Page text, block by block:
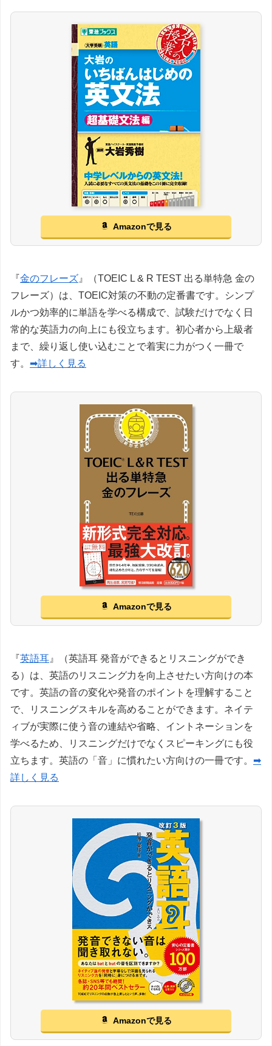
Amazonで見る
『金のフレーズ 』（TOEIC L & R TEST 出る単特急 金の
フレーズ）は、TOEIC対策の不動の定番書です。シンプ
ルかつ効率的に単語を学べる構成で、試験だけでなく日
常的な英語力の向上にも役立ちます。初心者から上級者
まで、繰り返し使い込むことで着実に力がつく一冊で
す。 ➡詳しく見る
Amazonで見る
『英語耳 』（英語耳 発音ができるとリスニングができ
る）は、英語のリスニング力を向上させたい方向けの本
です。英語の音の変化や発音のポイントを理解すること
で、リスニングスキルを高めることができます。ネイテ
ィブが実際に使う音の連結や省略、イントネーションを
学べるため、リスニングだけでなくスピーキングにも役
立ちます。英語の「音」に慣れたい方向けの一冊です。 ➡
詳しく見る
Amazonで見る